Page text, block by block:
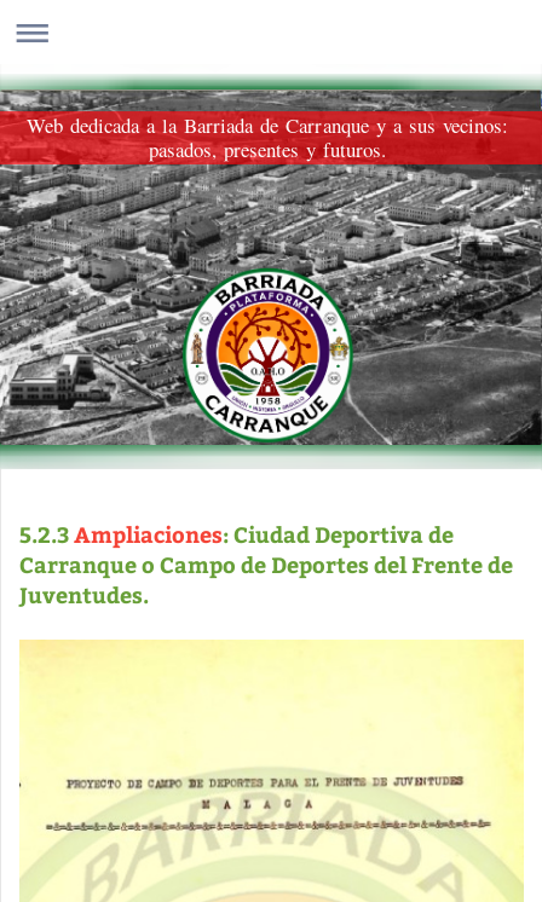
Web dedicada a la Barriada de Carranque y a sus vecinos:
pasados, presentes y futuros.
5.2.3Ampliaciones: Ciudad Deportiva de
Carranque o Campo de Deportes del Frente de
Juventudes.